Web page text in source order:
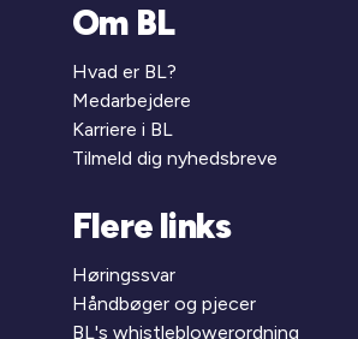
Om BL
Hvad er BL?
Medarbejdere
Karriere i BL
Tilmeld dig nyhedsbreve
Flere links
Høringssvar
Håndbøger og pjecer
BL's whistleblowerordning